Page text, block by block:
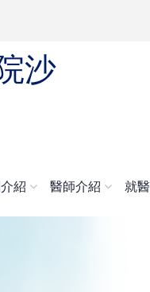
紹 醫師介紹 就